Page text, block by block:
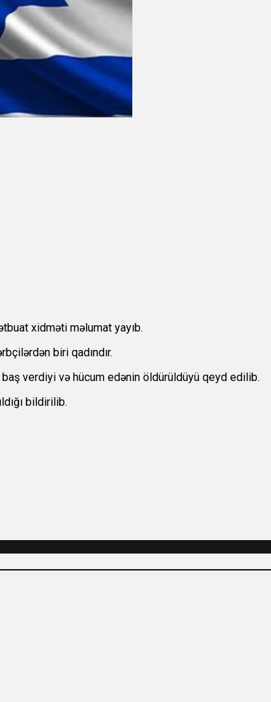
xidməti məlumat yayıb.
biri qadındır.
verdiyi və hücum edənin öldürüldüyü qeyd edilib.
bildirilib.